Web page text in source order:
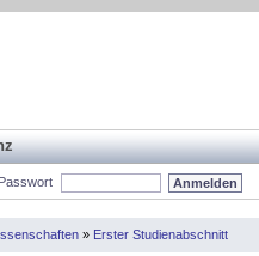
Passwort
» Erster Studienabschnitt